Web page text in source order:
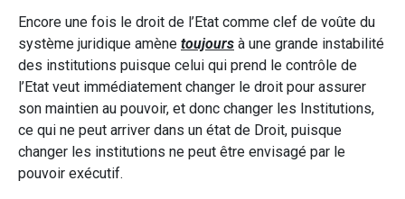
Encore une fois le droit de l’Etat comme clef de voûte du
système juridique amène toujours à une grande instabilité
des institutions puisque celui qui prend le contrôle de
l’Etat veut immédiatement changer le droit pour assurer
son maintien au pouvoir, et donc changer les Institutions,
ce qui ne peut arriver dans un état de Droit, puisque
changer les institutions ne peut être envisagé par le
pouvoir exécutif.